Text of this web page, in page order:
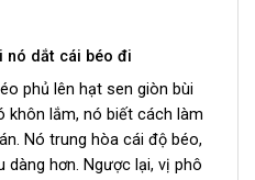
nó dắt cái béo đi
phủ lên hạt sen giòn bùi
khôn lắm, nó biết cách làm
Nó trung hòa cái độ béo,
hơn. Ngược lại, vị phô